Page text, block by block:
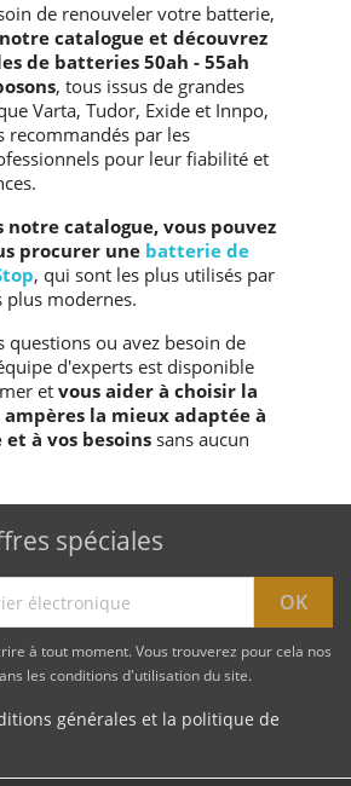
de renouveler votre batterie,
catalogue et découvrez
de batteries 50ah - 55ah
, tous issus de grandes
Varta, Tudor, Exide et Innpo,
recommandés par les
pour leur fiabilité et
notre catalogue, vous pouvez
procurer une batterie de
, qui sont les plus utilisés par
plus modernes.
questions ou avez besoin de
d'experts est disponible
et vous aider à choisir la
la mieux adaptée à
à vos besoins sans aucun
spéciales
à tout moment. Vous trouverez pour cela nos
les conditions d'utilisation du site.
générales et la politique de